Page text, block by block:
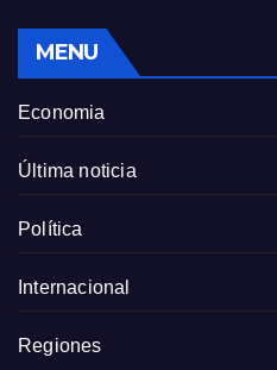
MENU
Economia
Última noticia
Política
Internacional
Regiones